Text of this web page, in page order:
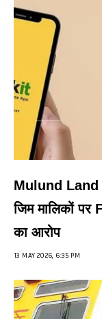
Mulund Land
जिम मालिकों
का आरोप
13 MAY 2026, 6:35 PM